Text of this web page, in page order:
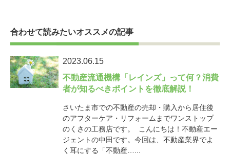
合わせて読みたいオススメの記事
2023.06.15
不動産流通機構「レインズ」って何？消費
者が知るべきポイントを徹底解説！
さいたま市での不動産の売却・購入から居住後
のアフターケア・リフォームまでワンストップ
のくさの工務店です。 こんにちは！不動産エー
ジェントの中田です。今回は、不動産業界でよ
く耳にする「不動産…...